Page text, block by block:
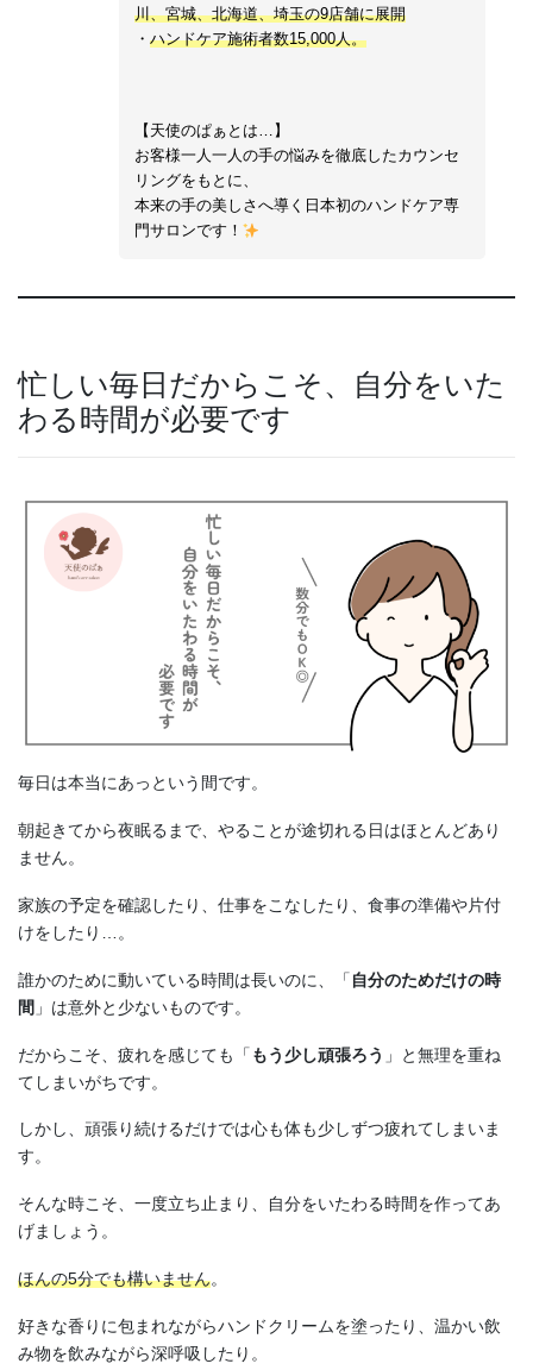
川、宮城、北海道、埼玉の9店舗に展開
・ ハンドケア施術者数15,000人。
【天使のぱぁとは…】
お客様一人一人の手の悩みを徹底したカウンセ
リングをもとに、
本来の手の美しさへ導く日本初のハンドケア専
門サロンです！
忙しい毎日だからこそ、自分をいた
わる時間が必要です
毎日は本当にあっという間です。
朝起きてから夜眠るまで、やることが途切れる日はほとんどあり
ません。
家族の予定を確認したり、仕事をこなしたり、食事の準備や片付
けをしたり…。
誰かのために動いている時間は長いのに、「 自分のためだけの時
間 」は意外と少ないものです。
だからこそ、疲れを感じても「 もう少し頑張ろう 」と無理を重ね
てしまいがちです。
しかし、頑張り続けるだけでは心も体も少しずつ疲れてしまいま
す。
そんな時こそ、一度立ち止まり、自分をいたわる時間を作ってあ
げましょう。
ほんの5分でも構いません。
好きな香りに包まれながらハンドクリームを塗ったり、温かい飲
み物を飲みながら深呼吸したり。